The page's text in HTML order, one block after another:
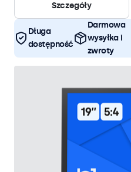
Szczegóły
Długa
dostępność
Darmowa
wysyłka i
zwroty